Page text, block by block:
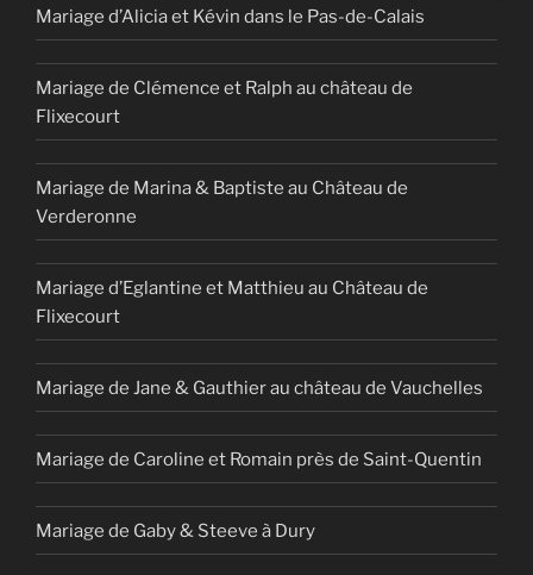
Mariage d’Alicia et Kévin dans le Pas-de-Calais
Mariage de Clémence et Ralph au château de
Flixecourt
Mariage de Marina & Baptiste au Château de
Verderonne
Mariage d’Eglantine et Matthieu au Château de
Flixecourt
Mariage de Jane & Gauthier au château de Vauchelles
Mariage de Caroline et Romain près de Saint-Quentin
Mariage de Gaby & Steeve à Dury